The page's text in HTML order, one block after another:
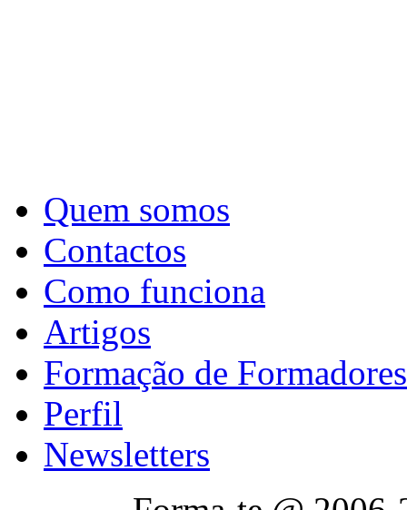
Quem somos
Contactos
Como funciona
Artigos
Formação de Formadores
Perfil
Newsletters